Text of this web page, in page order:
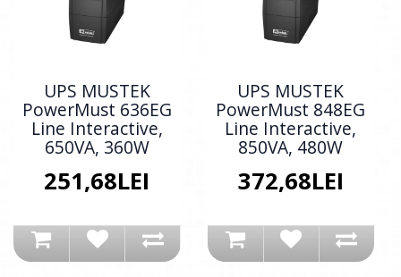
UPS MUSTEK
PowerMust 636EG
Line Interactive,
650VA, 360W
251,68LEI
UPS MUSTEK
PowerMust 848EG
Line Interactive,
850VA, 480W
372,68LEI